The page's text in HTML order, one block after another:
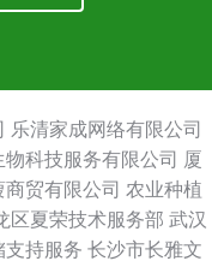
乐清家成网络有限公司
物科技服务有限公司 厦
贸有限公司 农业种植
区夏荣技术服务部 武汉
支持服务 长沙市长雅文